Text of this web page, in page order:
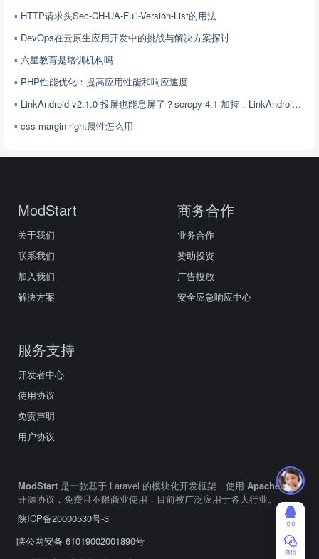
HTTP请求头Sec-CH-UA-Full-Version-List的用法
DevOps在云原生应用开发中的挑战与解决方案探讨
六星教育是培训机构吗
PHP性能优化：提高应用性能和响应速度
LinkAndroid v2.1.0 投屏也能息屏了？scrcpy 4.1 加持，LinkAndroid 让屏幕控制更随心
css margin-right属性怎么用
ModStart
关于我们
联系我们
加入我们
解决方案
商务合作
业务合作
赞助投资
广告投放
安全应急响应中心
服务支持
开发者中心
使用协议
免责声明
用户协议
ModStart 是一款基于 Laravel 的模块化开发框架，使用 Apache2.0
开源协议，免费且不限商业使用，目前被广泛应用于各大行业。
陕ICP备20000530号-3
陕公网安备 61019002001890号
ＱＱ
微信